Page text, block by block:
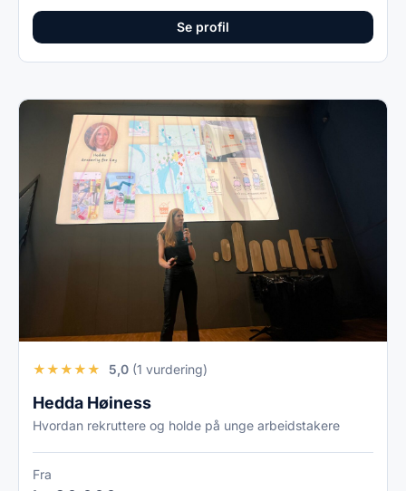
Se profil
★★★★★ 5,0 (1 vurdering)
Hedda Høiness
Hvordan rekruttere og holde på unge arbeidstakere
Fra